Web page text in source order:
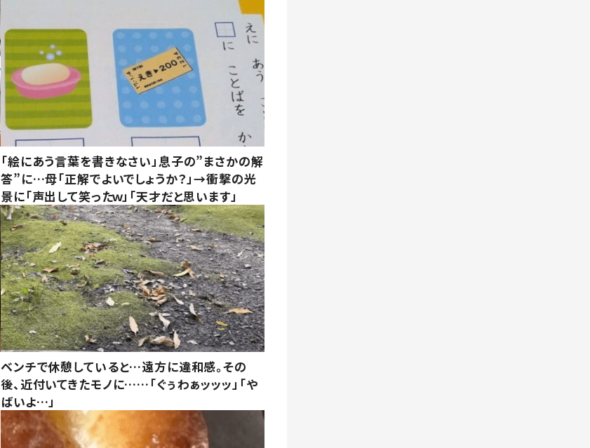
「絵にあう言葉を書きなさい」息子の”まさかの解
答”に…母「正解でよいでしょうか？」→衝撃の光
景に「声出して笑ったｗ」「天才だと思います」
ベンチで休憩していると…遠方に違和感。その
後、近付いてきたモノに……「ぐぅわぁッッッ」「や
ばいよ…」